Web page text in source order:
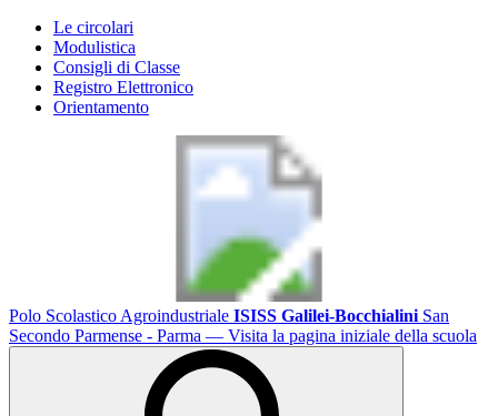
Le circolari
Modulistica
Consigli di Classe
Registro Elettronico
Orientamento
Polo Scolastico Agroindustriale ISISS Galilei-Bocchialini San
Secondo Parmense - Parma — Visita la pagina iniziale della scuola